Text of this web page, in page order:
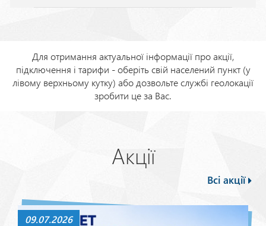
Для отримання актуальної інформації про акції,
підключення і тарифи - оберіть свій населений пункт (у
лівому верхньому кутку) або дозвольте службі геолокації
зробити це за Вас.
Акції
Всі акції
09.07.2026